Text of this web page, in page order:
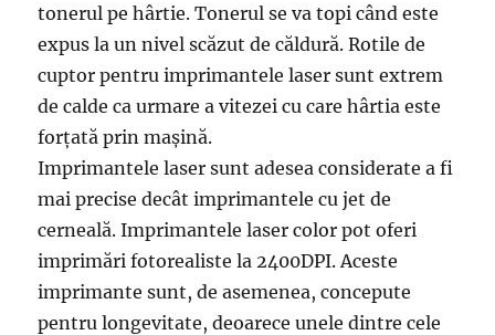
tonerul pe hârtie. Tonerul se va topi când este
expus la un nivel scăzut de căldură. Rotile de
cuptor pentru imprimantele laser sunt extrem
de calde ca urmare a vitezei cu care hârtia este
forțată prin mașină.
Imprimantele laser sunt adesea considerate a fi
mai precise decât imprimantele cu jet de
cerneală. Imprimantele laser color pot oferi
imprimări fotorealiste la 2400DPI. Aceste
imprimante sunt, de asemenea, concepute
pentru longevitate, deoarece unele dintre cele